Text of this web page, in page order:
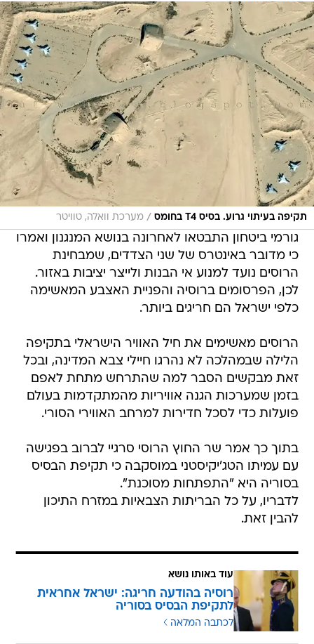
תקיפה בעיתוי גרוע. בסיס T4 בחומס / מערכת וואלה, טוויטר
גורמי ביטחון התבטאו לאחרונה בנושא המנגנון ואמרו
כי מדובר באינטרס של שני הצדדים, שמבחינת
הרוסים נועד למנוע אי הבנות ולייצר יציבות באזור.
לכן, הפרסומים ברוסיה והפניית האצבע המאשימה
כלפי ישראל הם חריגים ביותר.
הרוסים מאשימים את חיל האוויר הישראלי בתקיפה
הלילה שבמהלכה לא נהרגו חיילי צבא המדינה, ובכל
זאת מבקשים הסבר למה שהתרחש מתחת לאפם
בזמן שמערכות הגנה אוויריות מהמתקדמות בעולם
פועלות כדי לסכל חדירות למרחב האווירי הסורי.
בתוך כך אמר שר החוץ הרוסי סרגיי לברוב בפגישה
עם עמיתו הטג'יקיסטני במוסקבה כי תקיפת הבסיס
בסוריה היא "התפתחות מסוכנת".
לדבריו, על כל הבריתות הצבאיות במזרח התיכון
להבין זאת.
עוד באותו נושא
רוסיה בהודעה חריגה: ישראל אחראית
לתקיפת הבסיס בסוריה
לכתבה המלאה